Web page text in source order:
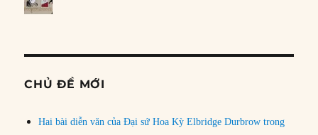
CHỦ ĐỀ MỚI
Hai bài diễn văn của Đại sứ Hoa Kỳ Elbridge Durbrow trong